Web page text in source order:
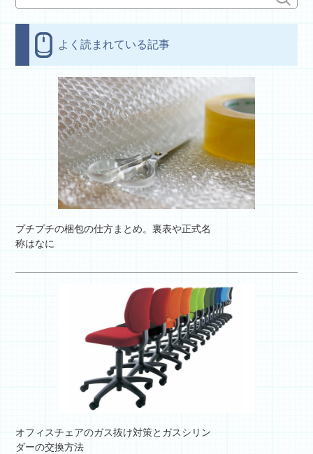
よく読まれている記事
プチプチの梱包の仕方まとめ。裏表や正式名
称はなに
オフィスチェアのガス抜け対策とガスシリン
ダーの交換方法